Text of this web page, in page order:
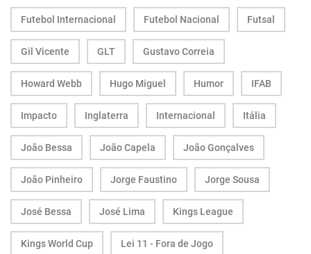
Futebol Internacional Futebol Nacional Futsal
Gil Vicente GLT Gustavo Correia
Howard Webb Hugo Miguel Humor IFAB
Impacto Inglaterra Internacional Itália
João Bessa João Capela João Gonçalves
João Pinheiro Jorge Faustino Jorge Sousa
José Bessa José Lima Kings League
Kings World Cup Lei 11 - Fora de Jogo